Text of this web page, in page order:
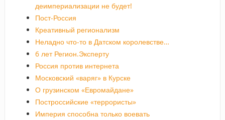
деимпериализации не будет!
Пост-Россия
Креативный регионализм
Неладно что-то в Датском королевстве…
6 лет Регион.Эксперту
Россия против интернета
Московский «варяг» в Курске
О грузинском «Евромайдане»
Построссийские «террористы»
Империя способна только воевать